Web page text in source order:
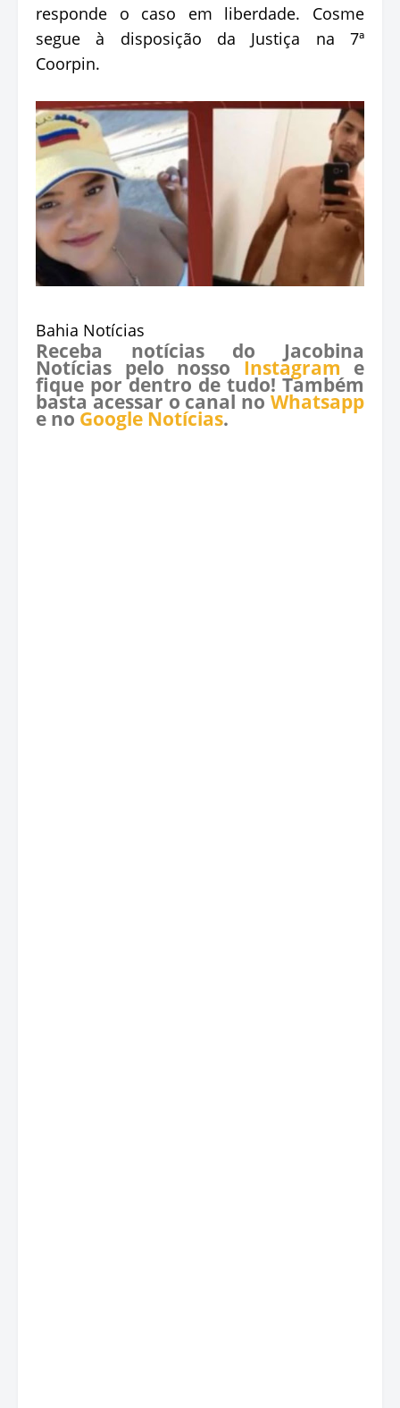
responde o caso em liberdade. Cosme
segue à disposição da Justiça na 7ª
Coorpin.
Bahia Notícias
Receba notícias do Jacobina
Notícias pelo nosso Instagram e
fique por dentro de tudo! Também
basta acessar o canal no Whatsapp
e no Google Notícias.